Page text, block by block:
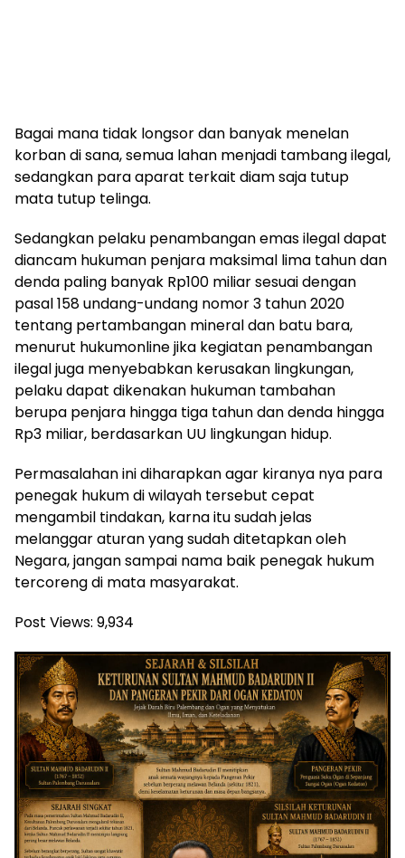
Bagai mana tidak longsor dan banyak menelan
korban di sana, semua lahan menjadi tambang ilegal,
sedangkan para aparat terkait diam saja tutup
mata tutup telinga.
Sedangkan pelaku penambangan emas ilegal dapat
diancam hukuman penjara maksimal lima tahun dan
denda paling banyak Rp100 miliar sesuai dengan
pasal 158 undang-undang nomor 3 tahun 2020
tentang pertambangan mineral dan batu bara,
menurut hukumonline jika kegiatan penambangan
ilegal juga menyebabkan kerusakan lingkungan,
pelaku dapat dikenakan hukuman tambahan
berupa penjara hingga tiga tahun dan denda hingga
Rp3 miliar, berdasarkan UU lingkungan hidup.
Permasalahan ini diharapkan agar kiranya nya para
penegak hukum di wilayah tersebut cepat
mengambil tindakan, karna itu sudah jelas
melanggar aturan yang sudah ditetapkan oleh
Negara, jangan sampai nama baik penegak hukum
tercoreng di mata masyarakat.
Post Views: 9,934